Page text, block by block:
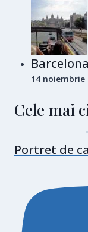
Barcelona
14 noiembrie
Cele mai
Portret de